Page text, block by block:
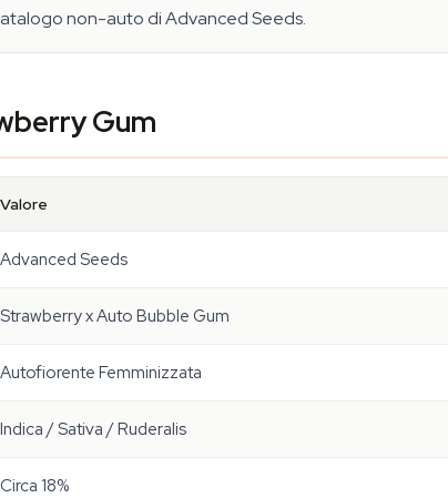
non-auto di Advanced Seeds.
Gum
Valore
Advanced Seeds
Strawberry x Auto Bubble Gum
Autofiorente Femminizzata
Indica / Sativa / Ruderalis
Circa 18%